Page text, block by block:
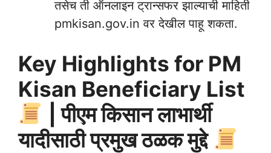
तसेच ती ऑनलाइन ट्रान्सफर झाल्याची माहिती
pmkisan.gov.in वर देखील पाहू शकता.
Key Highlights for PM
Kisan Beneficiary List
| पीएम किसान लाभार्थी
यादीसाठी प्रमुख ठळक मुद्दे